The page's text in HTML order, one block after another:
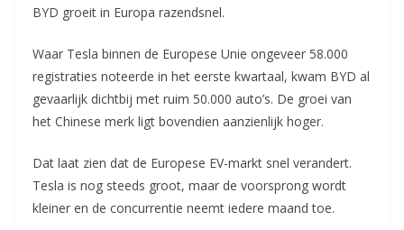
BYD groeit in Europa razendsnel.
Waar Tesla binnen de Europese Unie ongeveer 58.000
registraties noteerde in het eerste kwartaal, kwam BYD al
gevaarlijk dichtbij met ruim 50.000 auto’s. De groei van
het Chinese merk ligt bovendien aanzienlijk hoger.
Dat laat zien dat de Europese EV-markt snel verandert.
Tesla is nog steeds groot, maar de voorsprong wordt
kleiner en de concurrentie neemt iedere maand toe.